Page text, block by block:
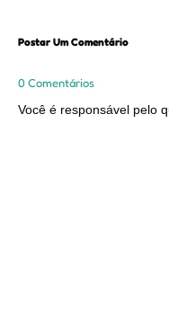
Postar Um Comentário
0 Comentários
Você é responsável pelo